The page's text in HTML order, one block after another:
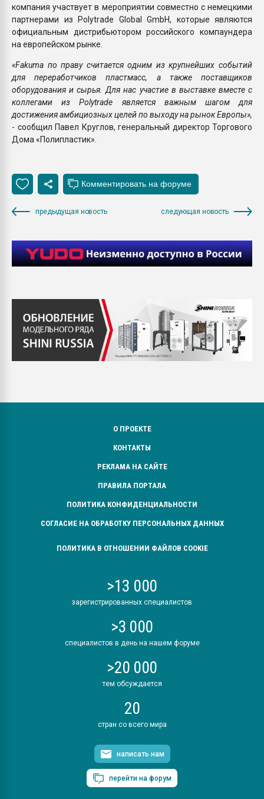
компания участвует в мероприятии совместно с немецкими
партнерами из Polytrade Global GmbH, которые являются
официальным дистрибьютором российского компаундера
на европейском рынке.
«Fakuma по праву считается одним из крупнейших событий
для переработчиков пластмасс, а также поставщиков
оборудования и сырья. Для нас участие в выставке вместе с
коллегами из Polytrade является важным шагом для
достижения амбициозных целей по выходу на рынок Европы»,
- сообщил Павел Круглов, генеральный директор Торгового
Дома «Полипластик».
предыдущая новость следующая новость
О ПРОЕКТЕ
КОНТАКТЫ
РЕКЛАМА НА САЙТЕ
ПРАВИЛА ПОРТАЛА
ПОЛИТИКА КОНФИДЕНЦИАЛЬНОСТИ
СОГЛАСИЕ НА ОБРАБОТКУ ПЕРСОНАЛЬНЫХ ДАННЫХ
ПОЛИТИКА В ОТНОШЕНИИ ФАЙЛОВ COOKIE
>13 000
зарегистрированных специалистов
>3 000
специалистов в день на нашем форуме
>20 000
тем обсуждается
20
стран со всего мира
написать нам
перейти на форум